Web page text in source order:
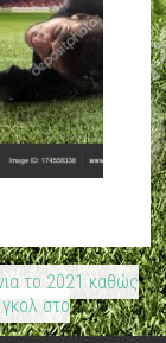
το 2021 καθώς
στο